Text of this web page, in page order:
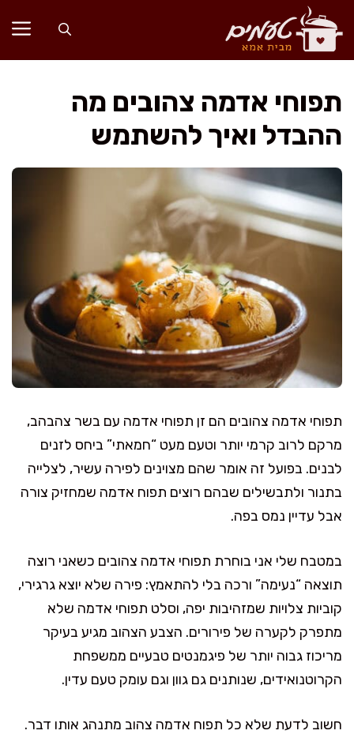
לדלג
לתוכן
תפוחי אדמה צהובים מה
ההבדל ואיך להשתמש
תפוחי אדמה צהובים הם זן תפוחי אדמה עם בשר צהבהב,
מרקם לרוב קרמי יותר וטעם מעט “חמאתי” ביחס לזנים
לבנים. בפועל זה אומר שהם מצוינים לפירה עשיר, לצלייה
בתנור ולתבשילים שבהם רוצים תפוח אדמה שמחזיק צורה
אבל עדיין נמס בפה.
במטבח שלי אני בוחרת תפוחי אדמה צהובים כשאני רוצה
תוצאה “נעימה” ורכה בלי להתאמץ: פירה שלא יוצא גרגירי,
קוביות צלויות שמזהיבות יפה, וסלט תפוחי אדמה שלא
מתפרק לקערה של פירורים. הצבע הצהוב מגיע בעיקר
מריכוז גבוה יותר של פיגמנטים טבעיים ממשפחת
הקרוטנואידים, שנותנים גם גוון וגם עומק טעם עדין.
חשוב לדעת שלא כל תפוח אדמה צהוב מתנהג אותו דבר.